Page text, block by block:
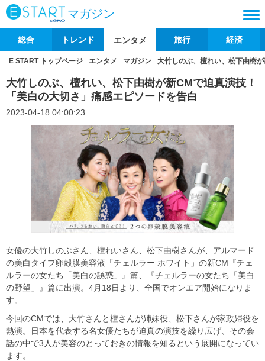
マガジン
総合 トレンド エンタメ 旅行 経済
E START トップページ エンタメ マガジン 大竹しのぶ、檀れい、松下由樹
大竹しのぶ、檀れい、松下由樹が新CMで迫真演技！
「美白の大切さ」痛感エピソードを告白
2023-04-18 04:00:23
女優の大竹しのぶさん、檀れいさん、松下由樹さんが、アルマード
の美白タイプ卵殻膜美容液「チェルラー ホワイト」の新CM『チェ
ルラーの女たち「美白の誘惑」』篇、『チェルラーの女たち「美白
の野望」』篇に出演。4月18日より、全国でオンエア開始になりま
す。
今回のCMでは、大竹さんと檀さんが姉妹役、松下さんが家政婦役を
熱演。日本を代表する名女優たちが迫真の演技を繰り広げ、その会
話の中で3人が美容のとっておきの情報を知るという展開になってい
ます。